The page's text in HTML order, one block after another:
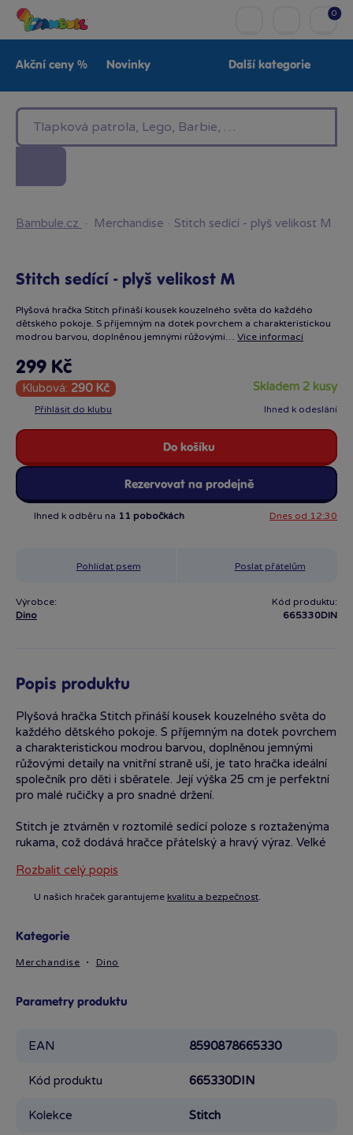
0
Akční ceny % Novinky
Baby Značky
Další kategorie
Bambule.cz · Merchandise · Stitch sedící - plyš velikost M
Stitch sedící - plyš velikost M
Plyšová hračka Stitch přináší kousek kouzelného světa do každého
dětského pokoje. S příjemným na dotek povrchem a charakteristickou
modrou barvou, doplněnou jemnými růžovými… Více informací
299 Kč
Klubová: 290 Kč
Přihlásit do klubu
skladem 2 kusy
Ihned k odeslání
Rezervovat na prodejně
Do košíku
Ihned k odběru na 11 pobočkách Dnes od 12:30
Pohlídat psem Poslat přátelům
Výrobce:
Dino
Kód produktu:
665330DIN
Popis produktu
Plyšová hračka Stitch přináší kousek kouzelného světa do
každého dětského pokoje. S příjemným na dotek povrchem
a charakteristickou modrou barvou, doplněnou jemnými
růžovými detaily na vnitřní straně uší, je tato hračka ideální
společník pro děti i sběratele. Její výška 25 cm je perfektní
pro malé ručičky a pro snadné držení.
Stitch je ztvárněn v roztomilé sedící poloze s roztaženýma
rukama, což dodává hračce přátelský a hravý výraz. Velké
Hračka byla navržena tak, aby věrně odrážela oblíbenou
postavičku z animovaného filmu, s detaily jako jsou uši,
malé ostny na tlapkách a výrazný nos.
Díky odolnému a jemnému materiálu je Stitch vhodný pro
používání. Praktický průhledný obal zajišťuje ochranu před
není jen skvělým dárkem, ale i stylovým doplňkem do
opravdového kamaráda.
Rozbalit celý popis
U našich hraček garantujeme kvalitu a bezpečnost.
Kategorie
Merchandise Dino
Parametry produktu
EAN 8590878665330
Kód produktu 665330DIN
Kolekce Stitch